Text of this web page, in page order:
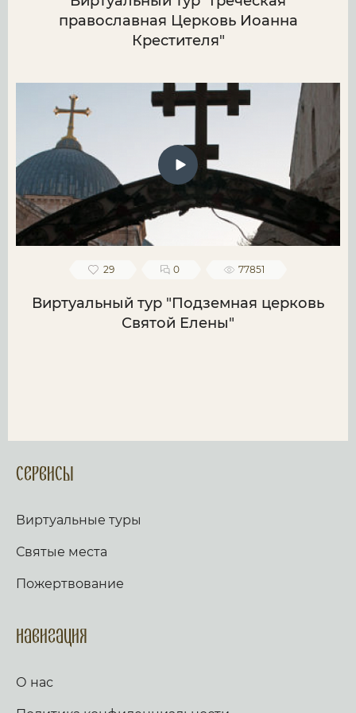
православная Церковь Иоанна
Крестителя"
29 0 77851
Виртуальный тур "Подземная церковь
Святой Елены"
Сервисы
Виртуальные туры
Святые места
Пожертвование
Навигация
О нас